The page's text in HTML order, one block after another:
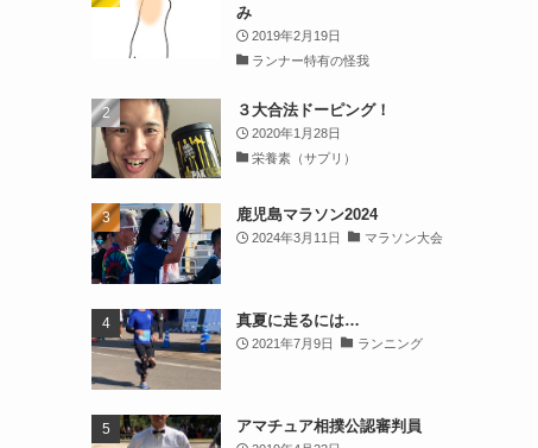
み
2019年2月19日
ランナー特有の怪我
３大合法ドーピング！
2020年1月28日
栄養素（サプリ）
鹿児島マラソン2024
2024年3月11日 マラソン大会
真夏に走るには…
2021年7月9日 ランニング
アマチュア相撲公認審判員